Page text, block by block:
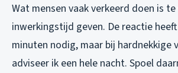
Wat mensen vaak verkeerd doen is
inwerkingstijd geven. De reactie
minuten nodig, maar bij hardnekkige
adviseer ik een hele nacht. Spoel